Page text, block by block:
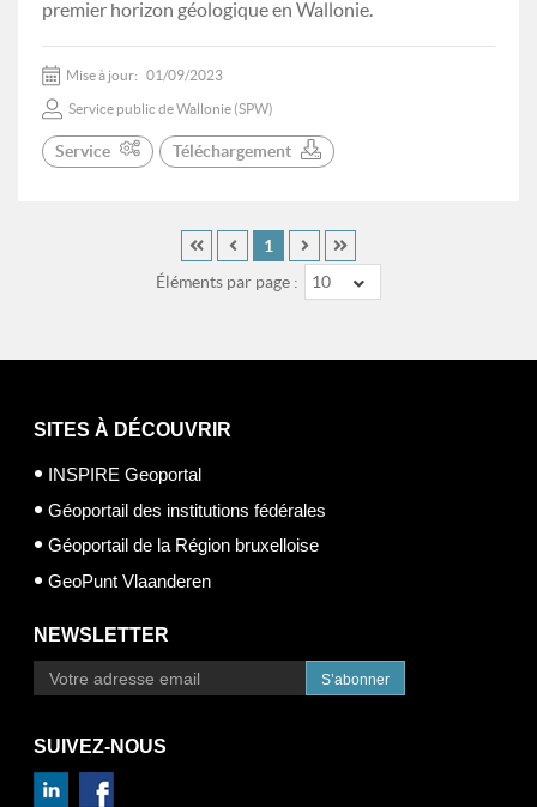
premier horizon géologique en Wallonie.
Mise à jour: 01/09/2023
Service public de Wallonie (SPW)
Service Téléchargement
Éléments par page : 10
1
SITES À DÉCOUVRIR
INSPIRE Geoportal
Géoportail des institutions fédérales
Géoportail de la Région bruxelloise
GeoPunt Vlaanderen
NEWSLETTER
S’abonner
SUIVEZ-NOUS